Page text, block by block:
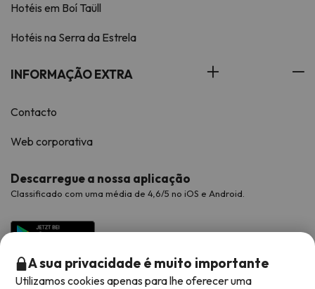
Hotéis em Boí Taüll
Hotéis na Serra da Estrela
INFORMAÇÃO EXTRA
Contacto
Web corporativa
Descarregue a nossa aplicação
Classificado com uma média de 4,6/5 no iOS e Android.
A sua privacidade é muito importante
Utilizamos cookies apenas para lhe oferecer uma